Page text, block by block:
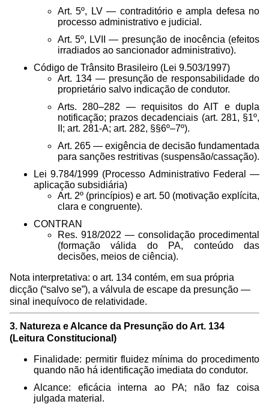
Art. 5º, LV — contraditório e ampla defesa no
processo administrativo e judicial.
Art. 5º, LVII — presunção de inocência (efeitos
irradiados ao sancionador administrativo).
Código de Trânsito Brasileiro (Lei 9.503/1997)
Art. 134 — presunção de responsabilidade do
proprietário salvo indicação de condutor.
Arts. 280–282 — requisitos do AIT e dupla
notificação; prazos decadenciais (art. 281, §1º,
II; art. 281-A; art. 282, §§6º–7º).
Art. 265 — exigência de decisão fundamentada
para sanções restritivas (suspensão/cassação).
Lei 9.784/1999 (Processo Administrativo Federal —
aplicação subsidiária)
Art. 2º (princípios) e art. 50 (motivação explícita,
clara e congruente).
CONTRAN
Res. 918/2022 — consolidação procedimental
(formação válida do PA, conteúdo das
decisões, meios de ciência).
Nota interpretativa: o art. 134 contém, em sua própria
dicção (“salvo se”), a válvula de escape da presunção —
sinal inequívoco de relatividade.
3. Natureza e Alcance da Presunção do Art. 134
(Leitura Constitucional)
Finalidade: permitir fluidez mínima do procedimento
quando não há identificação imediata do condutor.
Alcance: eficácia interna ao PA; não faz coisa
julgada material.